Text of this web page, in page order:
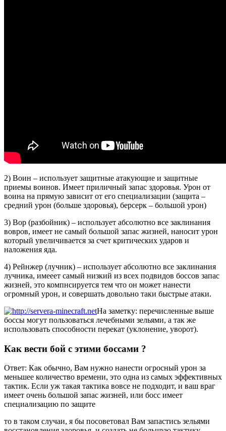
2) Воин – использует защитные атакующие и защитные
приемы воинов. Имеет приличный запас здоровья. Урон от
воина на прямую зависит от его специализации (защита –
средний урон (больше здоровья), берсерк – большой урон)
3) Вор (разбойник) – использует абсолютно все заклинания
вовров, имеет не самый большой запас жизней, наносит урон
который увеличивается за счет критических ударов и
наложения яда.
4) Рейнжер (лучник) – использует абсолютно все заклинания
лучника, имееет самый низкий из всех подвидов боссов запас
жизней, это компнсируется тем что он может нанести
огромный урон, и совершать довольно таки быстрые атаки.
На заметку: перечисленные выше
боссы могут пользоваться лечебными зельями, а так же
использовать способности перекат (уклонение, уворот).
Как вести бой с этими боссами ?
Ответ: Как обычно, Вам нужно нанести огросный урон за
меньшее количество времени, это одна из самых эффективных
тактик. Если уж такая тактика вовсе не подходит, и ваш враг
имеет очень большой запас жизней, или босс имеет
специализацию по защите
то в таком случаи, я бы посоветовал Вам запастись зельями